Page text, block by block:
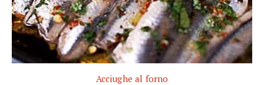
Acciughe al forno